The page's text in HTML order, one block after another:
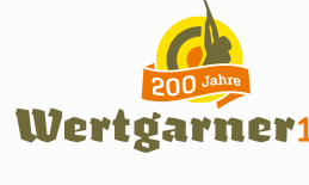
Schrotmunition
Büchsenpatronen
Faustfeuerwaffen
Randfeuerwaffen